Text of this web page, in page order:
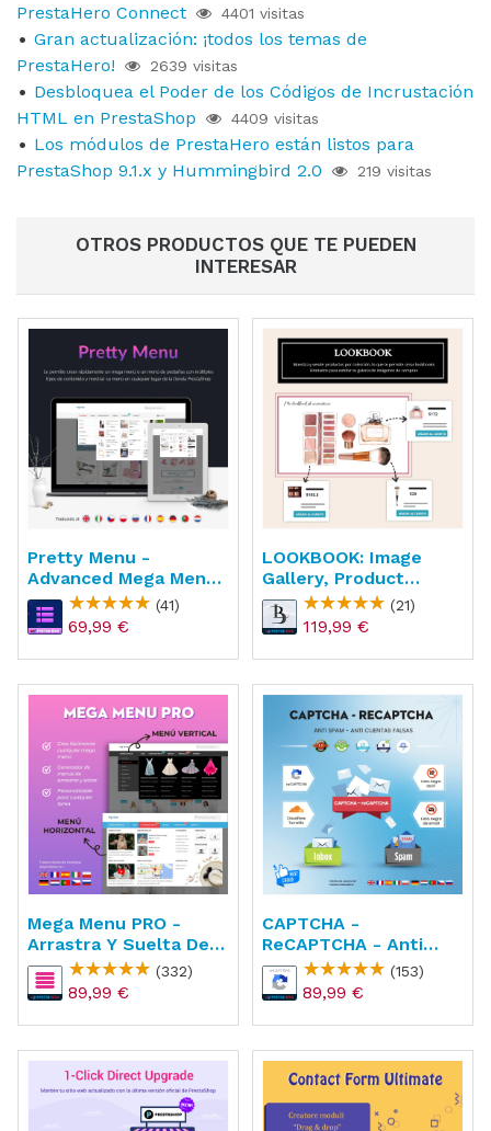
PrestaHero Connect
4401 visitas
Gran actualización: ¡todos los temas de
PrestaHero!
2639 visitas
Desbloquea el Poder de los Códigos de Incrustación
HTML en PrestaShop
4409 visitas
Los módulos de PrestaHero están listos para
PrestaShop 9.1.x y Hummingbird 2.0
219 visitas
OTROS PRODUCTOS QUE TE PUEDEN
INTERESAR
Pretty Menu -
Advanced Mega Menu
Builder
(41)
69,99 €
LOOKBOOK: Image
Gallery, Product
Showcase &
Collection
(21)
119,99 €
Mega Menu PRO -
Arrastra Y Suelta De
Forma Visual
(332)
89,99 €
CAPTCHA -
ReCAPTCHA - Anti
Spam - Anti Cuentas
Falsas
(153)
89,99 €